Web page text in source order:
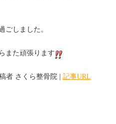
ごしました。
また頑張ります
者 さくら整骨院 | 記事URL